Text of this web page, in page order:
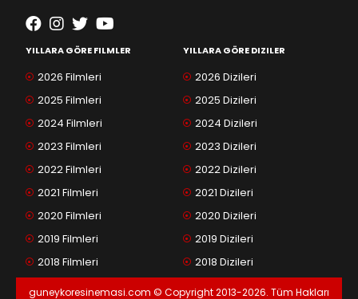
YILLARA GÖRE FILMLER
2026 Filmleri
2025 Filmleri
2024 Filmleri
2023 Filmleri
2022 Filmleri
2021 Filmleri
2020 Filmleri
2019 Filmleri
2018 Filmleri
YILLARA GÖRE DIZILER
2026 Dizileri
2025 Dizileri
2024 Dizileri
2023 Dizileri
2022 Dizileri
2021 Dizileri
2020 Dizileri
2019 Dizileri
2018 Dizileri
guneykoresinemasi.com © Copyright 2013-2026. Tüm Hakları